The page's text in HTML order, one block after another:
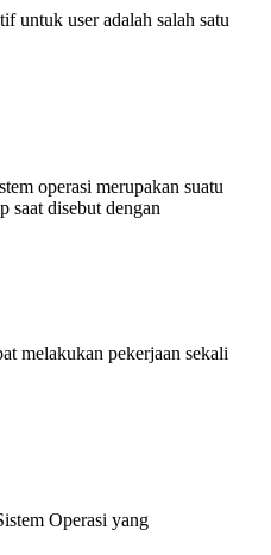
untuk user adalah salah satu
operasi merupakan suatu
saat disebut dengan
melakukan pekerjaan sekali
Operasi yang